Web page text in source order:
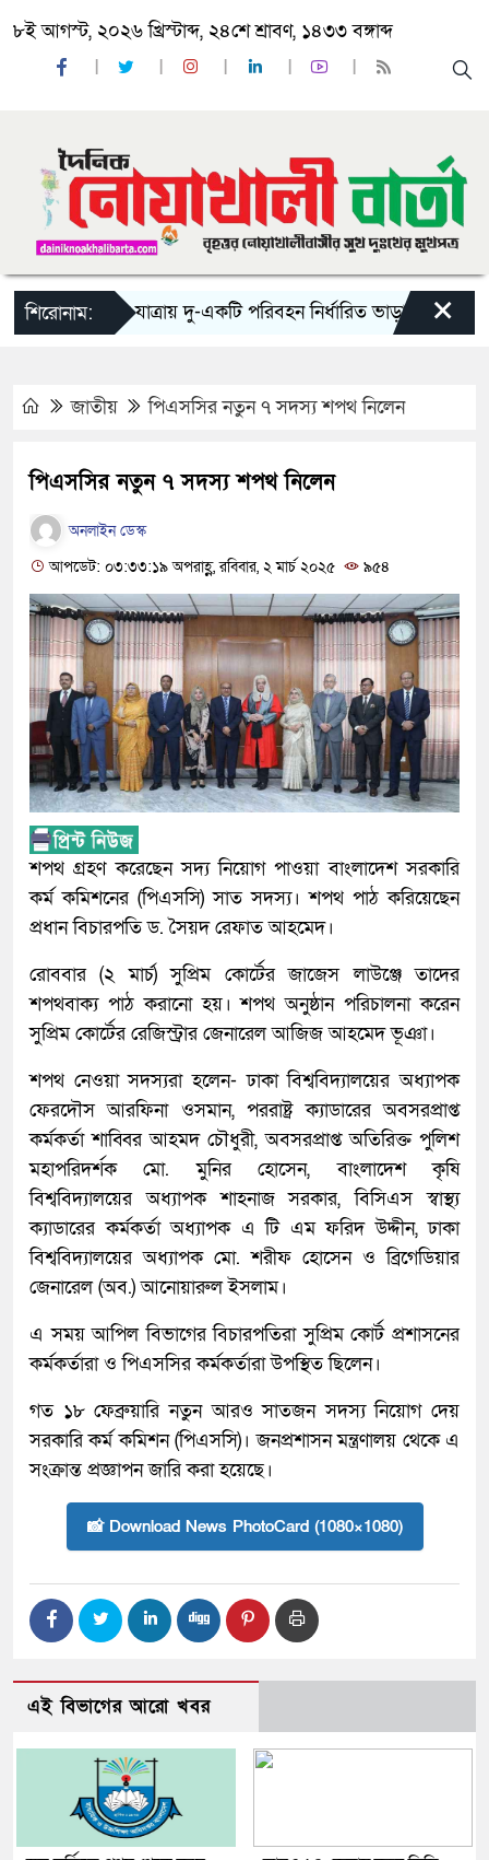
৮ই আগস্ট, ২০২৬ খ্রিস্টাব্দ, ২৪শে শ্রাবণ, ১৪৩৩ বঙ্গাব্দ
শিরোনাম:‘ঈদ যাত্রায় দু-একটি পরিবহন নির্ধারিত ভাড়ার চেয়েও কম
×
জাতীয় পিএসসির নতুন ৭ সদস্য শপথ নিলেন
পিএসসির নতুন ৭ সদস্য শপথ নিলেন
অনলাইন ডেস্ক
আপডেট: ০৩:৩৩:১৯ অপরাহ্ণ, রবিবার, ২ মার্চ ২০২৫
৯৫৪
শপথ গ্রহণ করেছেন সদ্য নিয়োগ পাওয়া বাংলাদেশ সরকারি
কর্ম কমিশনের (পিএসসি) সাত সদস্য। শপথ পাঠ করিয়েছেন
প্রধান বিচারপতি ড. সৈয়দ রেফাত আহমেদ।
রোববার (২ মার্চ) সুপ্রিম কোর্টের জাজেস লাউঞ্জে তাদের
শপথবাক্য পাঠ করানো হয়। শপথ অনুষ্ঠান পরিচালনা করেন
সুপ্রিম কোর্টের রেজিস্ট্রার জেনারেল আজিজ আহমেদ ভূঞা।
শপথ নেওয়া সদস্যরা হলেন- ঢাকা বিশ্ববিদ্যালয়ের অধ্যাপক
ফেরদৌস আরফিনা ওসমান, পররাষ্ট্র ক্যাডারের অবসরপ্রাপ্ত
কর্মকর্তা শাব্বির আহমদ চৌধুরী, অবসরপ্রাপ্ত অতিরিক্ত পুলিশ
মহাপরিদর্শক মো. মুনির হোসেন, বাংলাদেশ কৃষি
বিশ্ববিদ্যালয়ের অধ্যাপক শাহনাজ সরকার, বিসিএস স্বাস্থ্য
ক্যাডারের কর্মকর্তা অধ্যাপক এ টি এম ফরিদ উদ্দীন, ঢাকা
বিশ্ববিদ্যালয়ের অধ্যাপক মো. শরীফ হোসেন ও ব্রিগেডিয়ার
জেনারেল (অব.) আনোয়ারুল ইসলাম।
এ সময় আপিল বিভাগের বিচারপতিরা সুপ্রিম কোর্ট প্রশাসনের
কর্মকর্তারা ও পিএসসির কর্মকর্তারা উপস্থিত ছিলেন।
গত ১৮ ফেব্রুয়ারি নতুন আরও সাতজন সদস্য নিয়োগ দেয়
সরকারি কর্ম কমিশন (পিএসসি)। জনপ্রশাসন মন্ত্রণালয় থেকে এ
সংক্রান্ত প্রজ্ঞাপন জারি করা হয়েছে।
📸 Download News PhotoCard (1080×1080)
এই বিভাগের আরো খবর